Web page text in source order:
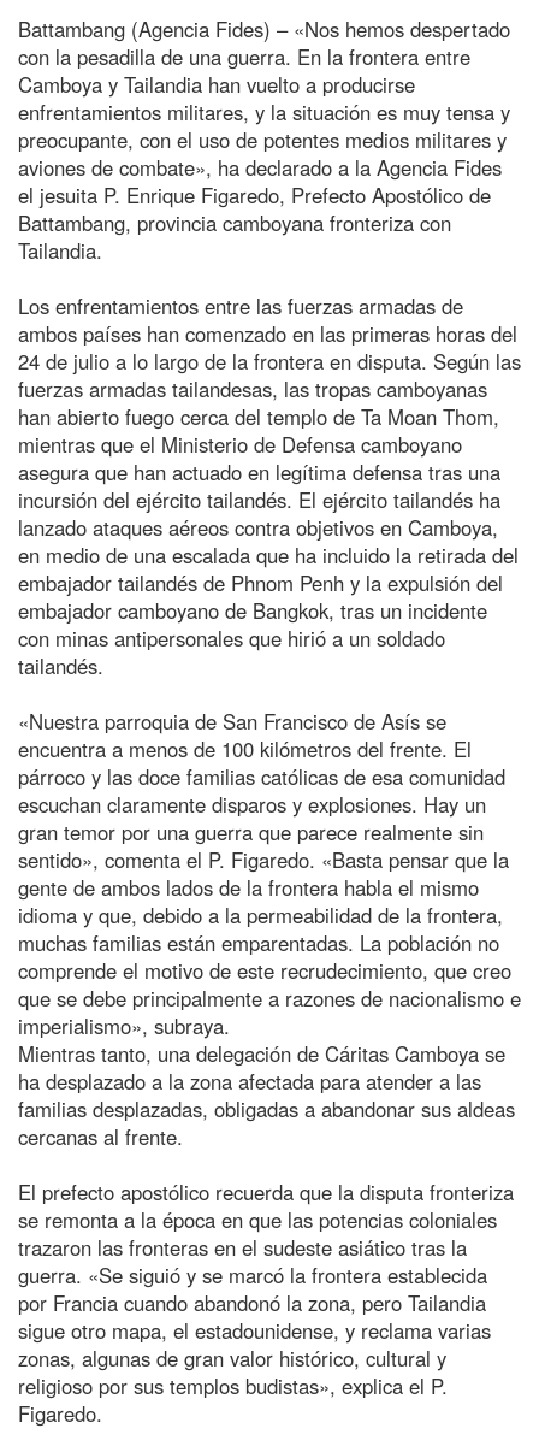
Battambang (Agencia Fides) – «Nos hemos despertado
con la pesadilla de una guerra. En la frontera entre
Camboya y Tailandia han vuelto a producirse
enfrentamientos militares, y la situación es muy tensa y
preocupante, con el uso de potentes medios militares y
aviones de combate», ha declarado a la Agencia Fides
el jesuita P. Enrique Figaredo, Prefecto Apostólico de
Battambang, provincia camboyana fronteriza con
Tailandia.
Los enfrentamientos entre las fuerzas armadas de
ambos países han comenzado en las primeras horas del
24 de julio a lo largo de la frontera en disputa. Según las
fuerzas armadas tailandesas, las tropas camboyanas
han abierto fuego cerca del templo de Ta Moan Thom,
mientras que el Ministerio de Defensa camboyano
asegura que han actuado en legítima defensa tras una
incursión del ejército tailandés. El ejército tailandés ha
lanzado ataques aéreos contra objetivos en Camboya,
en medio de una escalada que ha incluido la retirada del
embajador tailandés de Phnom Penh y la expulsión del
embajador camboyano de Bangkok, tras un incidente
con minas antipersonales que hirió a un soldado
tailandés.
«Nuestra parroquia de San Francisco de Asís se
encuentra a menos de 100 kilómetros del frente. El
párroco y las doce familias católicas de esa comunidad
escuchan claramente disparos y explosiones. Hay un
gran temor por una guerra que parece realmente sin
sentido», comenta el P. Figaredo. «Basta pensar que la
gente de ambos lados de la frontera habla el mismo
idioma y que, debido a la permeabilidad de la frontera,
muchas familias están emparentadas. La población no
comprende el motivo de este recrudecimiento, que creo
que se debe principalmente a razones de nacionalismo e
imperialismo», subraya.
Mientras tanto, una delegación de Cáritas Camboya se
ha desplazado a la zona afectada para atender a las
familias desplazadas, obligadas a abandonar sus aldeas
cercanas al frente.
El prefecto apostólico recuerda que la disputa fronteriza
se remonta a la época en que las potencias coloniales
trazaron las fronteras en el sudeste asiático tras la
guerra. «Se siguió y se marcó la frontera establecida
por Francia cuando abandonó la zona, pero Tailandia
sigue otro mapa, el estadounidense, y reclama varias
zonas, algunas de gran valor histórico, cultural y
religioso por sus templos budistas», explica el P.
Figaredo.